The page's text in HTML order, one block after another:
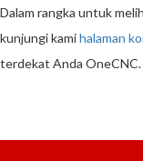
Dalam rangka untuk
kunjungi kamihalaman
terdekat Anda OneCNC.